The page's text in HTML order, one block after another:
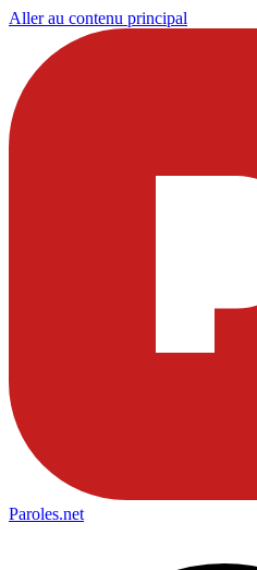
Aller au contenu principal
Paroles.net